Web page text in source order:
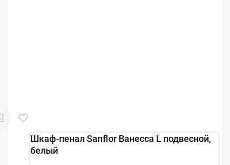
Шкаф-пенал Sanflor Ванесса L подвесной,
белый